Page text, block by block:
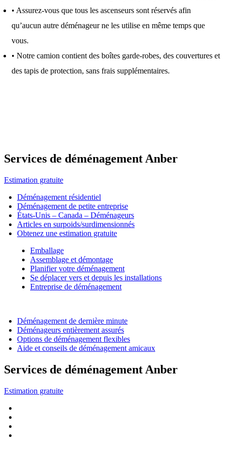
• Assurez-vous que tous les ascenseurs sont réservés afin
qu’aucun autre déménageur ne les utilise en même temps que
vous.
• Notre camion contient des boîtes garde-robes, des couvertures et
des tapis de protection, sans frais supplémentaires.
Services de déménagement Anber
Estimation gratuite
Déménagement résidentiel
Déménagement de petite entreprise
États-Unis – Canada – Déménageurs
Articles en surpoids/surdimensionnés
Obtenez une estimation gratuite
Emballage
Assemblage et démontage
Planifier votre déménagement
Se déplacer vers et depuis les installations
Entreprise de déménagement
Déménagement de dernière minute
Déménageurs entièrement assurés
Options de déménagement flexibles
Aide et conseils de déménagement amicaux
Services de déménagement Anber
Estimation gratuite